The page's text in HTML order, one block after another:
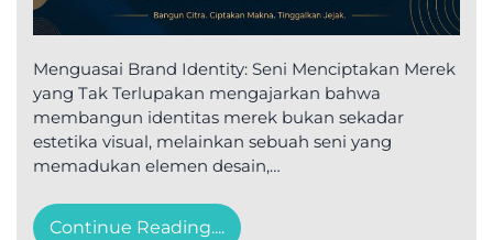
Menguasai Brand Identity: Seni Menciptakan Merek
yang Tak Terlupakan mengajarkan bahwa
membangun identitas merek bukan sekadar
estetika visual, melainkan sebuah seni yang
memadukan elemen desain,…
Continue Reading....